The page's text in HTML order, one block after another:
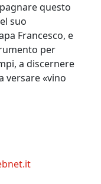
questo
suo
Francesco, e
per
a discernere
versare «vino